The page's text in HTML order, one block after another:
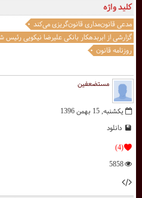
مستضعفین
یکشنبه, 15 بهمن 1396
دانلود
(4)
5858
کلید واژه
مدعی قانون‌مداری قانون‌گریزی می‌کند
گزارشی از ابربدهکار بانکی علیرضا نیکویی
روزنامه قانون